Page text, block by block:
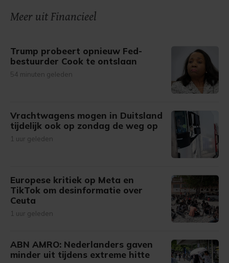
gemaakte keuze altijd wijzigen of intrekken.
Meer uit Financieel
Trump probeert opnieuw Fed-
bestuurder Cook te ontslaan
54 minuten geleden
Vrachtwagens mogen in Duitsland
tijdelijk ook op zondag de weg op
1 uur geleden
Europese kritiek op Meta en
TikTok om desinformatie over
Ceuta
1 uur geleden
ABN AMRO: Nederlanders gaven
minder uit tijdens extreme hitte